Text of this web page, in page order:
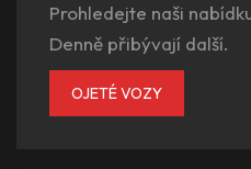
Prohledejte naši
Denně přibývají další.
OJETÉ VOZY